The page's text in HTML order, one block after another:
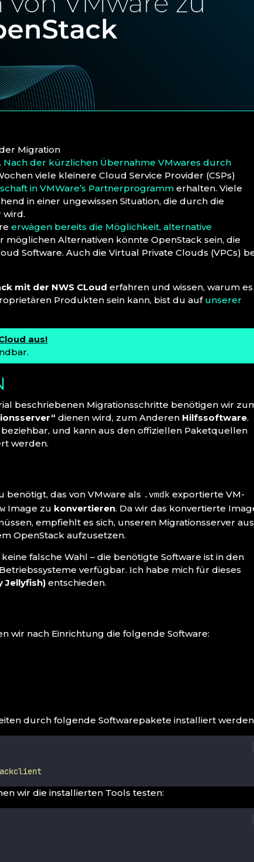
Migration
. Nach der kürzlichen Übernahme VMwares durch
viele kleinere Cloud Service Provider (CSPs)
in VMWare’s Partnerprogramm erhalten. Viele
in einer ungewissen Situation, die durch die
wird.
erwägen bereits die Möglichkeit, alternative
möglichen Alternativen könnte OpenStack sein, die
Software. Auch die Virtual Private Clouds (VPCs)
mit der NWS CLoud erfahren und wissen, warum es
Produkten sein kann, bist du auf unserer
aus!
beschriebenen Migrationsschritte benötigen wir
dienen wird, zum Anderen Hilfssoftware.
und kann aus den offiziellen Paketquellen
werden.
benötigt, das von VMware als .vmdk exportierte VM-
Image zu konvertieren. Da wir das konvertierte
empfiehlt es sich, unseren Migrationsserver aus
OpenStack aufzusetzen.
falsche Wahl – die benötigte Software ist in den
verfügbar. Ich habe mich für dieses
Jellyfish) entschieden.
wir nach Einrichtung die folgende Software:
durch folgende Softwarepakete installiert
wir die installierten Tools testen: